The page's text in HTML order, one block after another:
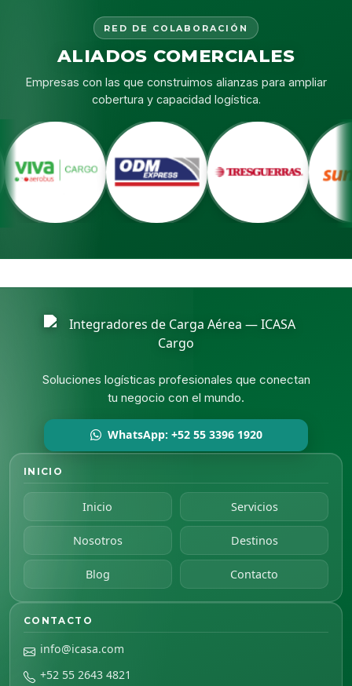
RED DE COLABORACIÓN
ALIADOS COMERCIALES
Empresas con las que construimos alianzas para ampliar
cobertura y capacidad logística.
Soluciones logísticas profesionales que conectan
tu negocio con el mundo.
WhatsApp: +52 55 3396 1920
INICIO
Inicio Servicios
Nosotros Destinos
Blog Contacto
CONTACTO
info@icasa.com
+52 55 2643 4821